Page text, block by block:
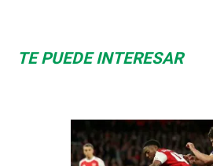
TE PUEDE INTERESAR